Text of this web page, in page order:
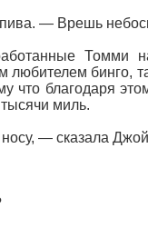
— Врешь
бинго,
что благодаря
миль.
— сказала